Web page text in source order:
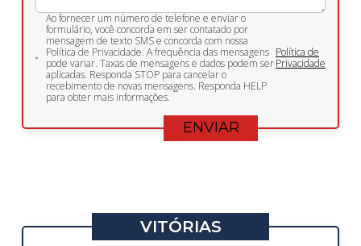
Ao fornecer um número de telefone e enviar o
formulário, você concorda em ser contatado por
mensagem de texto SMS e concorda com nossa
Política de Privacidade. A frequência das mensagens
pode variar. Taxas de mensagens e dados podem ser
aplicadas. Responda STOP para cancelar o
recebimento de novas mensagens. Responda HELP
para obter mais informações.
Política de
Privacidade
VITÓRIAS